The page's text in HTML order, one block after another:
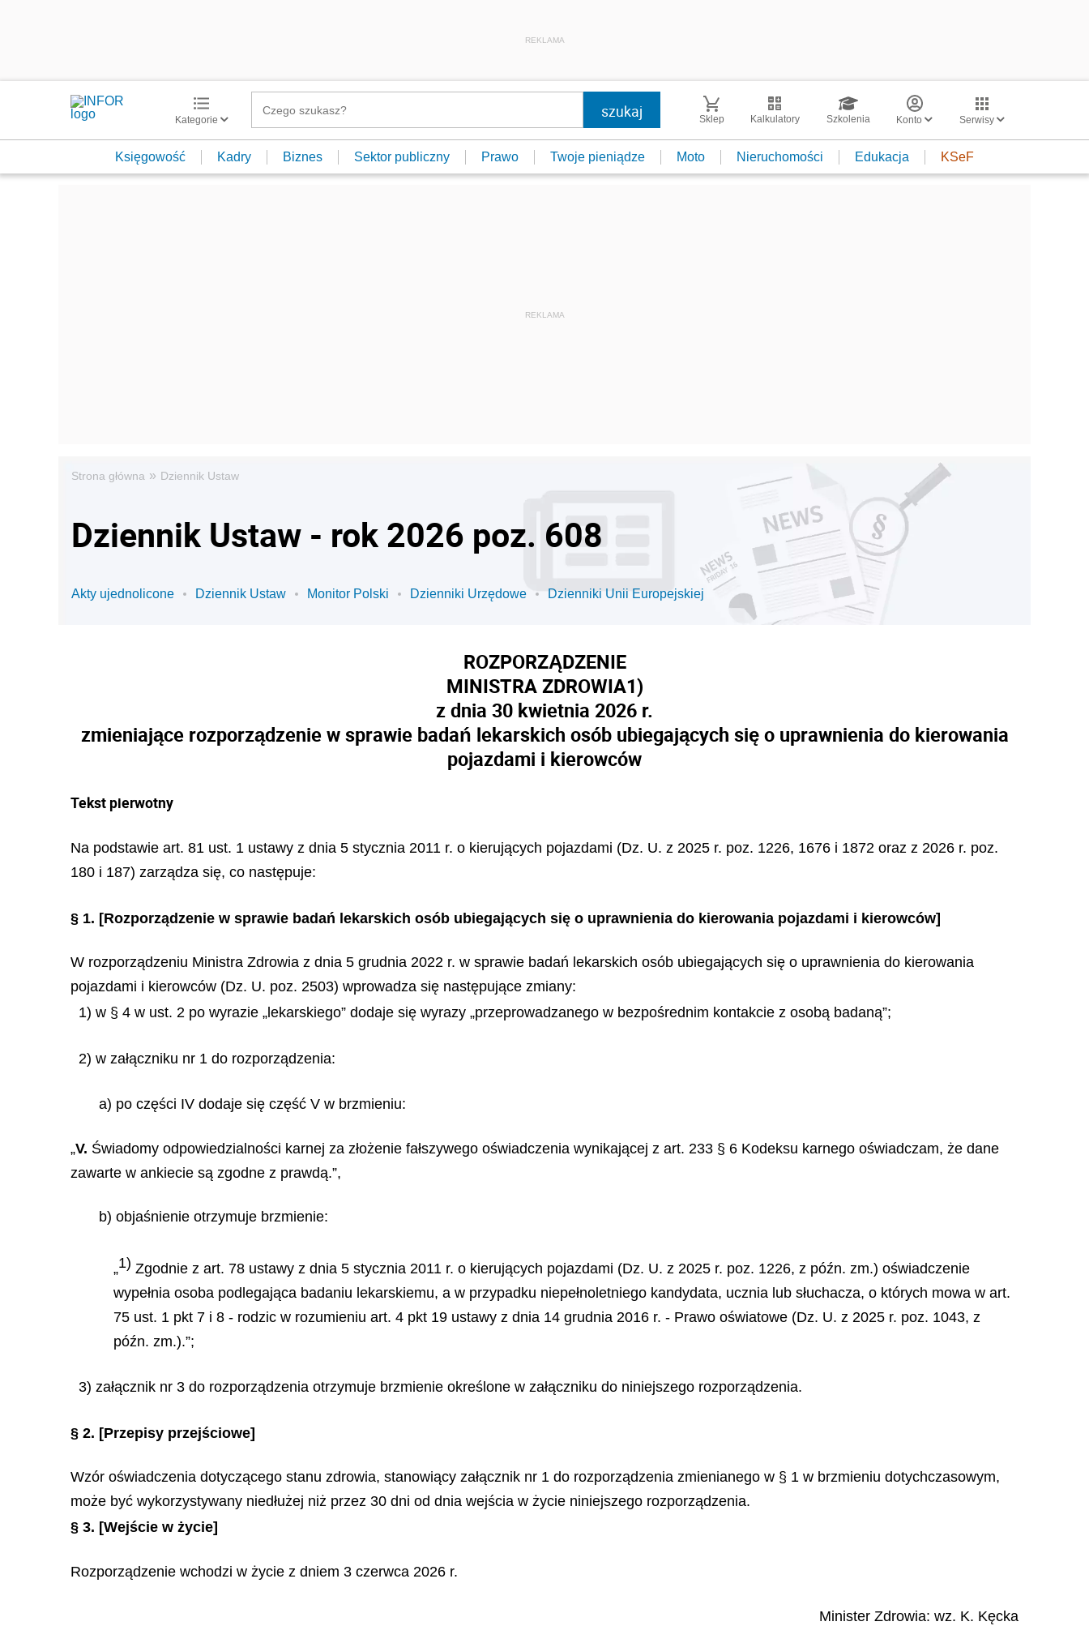
REKLAMA
Kategorie Sklep Kalkulatory Szkolenia Konto Serwisy
Księgowość Kadry Biznes Sektor publiczny Prawo Twoje pieniądze Moto Nieruchomości Edukacja KSeF
Strona główna » Dziennik Ustaw
Dziennik Ustaw - rok 2026 poz. 608
Akty ujednolicone Dziennik Ustaw Monitor Polski Dzienniki Urzędowe Dzienniki Unii Europejskiej
ROZPORZĄDZENIE
MINISTRA ZDROWIA1)
z dnia 30 kwietnia 2026 r.
zmieniające rozporządzenie w sprawie badań lekarskich osób ubiegających się o uprawnienia do kierowania
pojazdami i kierowców
Tekst pierwotny
Na podstawie art. 81 ust. 1 ustawy z dnia 5 stycznia 2011 r. o kierujących pojazdami (Dz. U. z 2025 r. poz. 1226, 1676 i 1872 oraz z 2026 r. poz.
180 i 187) zarządza się, co następuje:
§ 1. [Rozporządzenie w sprawie badań lekarskich osób ubiegających się o uprawnienia do kierowania pojazdami i kierowców]
W rozporządzeniu Ministra Zdrowia z dnia 5 grudnia 2022 r. w sprawie badań lekarskich osób ubiegających się o uprawnienia do kierowania
pojazdami i kierowców (Dz. U. poz. 2503) wprowadza się następujące zmiany:
1) w § 4 w ust. 2 po wyrazie „lekarskiego” dodaje się wyrazy „przeprowadzanego w bezpośrednim kontakcie z osobą badaną”;
2) w załączniku nr 1 do rozporządzenia:
a) po części IV dodaje się część V w brzmieniu:
„V. Świadomy odpowiedzialności karnej za złożenie fałszywego oświadczenia wynikającej z art. 233 § 6 Kodeksu karnego oświadczam, że dane
zawarte w ankiecie są zgodne z prawdą.”,
b) objaśnienie otrzymuje brzmienie:
„1) Zgodnie z art. 78 ustawy z dnia 5 stycznia 2011 r. o kierujących pojazdami (Dz. U. z 2025 r. poz. 1226, z późn. zm.) oświadczenie
wypełnia osoba podlegająca badaniu lekarskiemu, a w przypadku niepełnoletniego kandydata, ucznia lub słuchacza, o których mowa w art.
75 ust. 1 pkt 7 i 8 - rodzic w rozumieniu art. 4 pkt 19 ustawy z dnia 14 grudnia 2016 r. - Prawo oświatowe (Dz. U. z 2025 r. poz. 1043, z
późn. zm.).”;
3) załącznik nr 3 do rozporządzenia otrzymuje brzmienie określone w załączniku do niniejszego rozporządzenia.
§ 2. [Przepisy przejściowe]
Wzór oświadczenia dotyczącego stanu zdrowia, stanowiący załącznik nr 1 do rozporządzenia zmienianego w § 1 w brzmieniu dotychczasowym,
może być wykorzystywany niedłużej niż przez 30 dni od dnia wejścia w życie niniejszego rozporządzenia.
§ 3. [Wejście w życie]
Rozporządzenie wchodzi w życie z dniem 3 czerwca 2026 r.
Minister Zdrowia: wz. K. Kęcka